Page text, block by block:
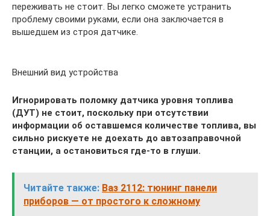
переживать не стоит. Вы легко сможете устранить
проблему своими руками, если она заключается в
вышедшем из строя датчике.
Внешний вид устройства
Игнорировать поломку датчика уровня топлива
(ДУТ) не стоит, поскольку при отсутствии
информации об оставшемся количестве топлива, вы
сильно рискуете не доехать до автозаправочной
станции, а остановиться где-то в глуши.
Читайте также: Ваз 2112: тюнинг панели
приборов — от простого к сложному